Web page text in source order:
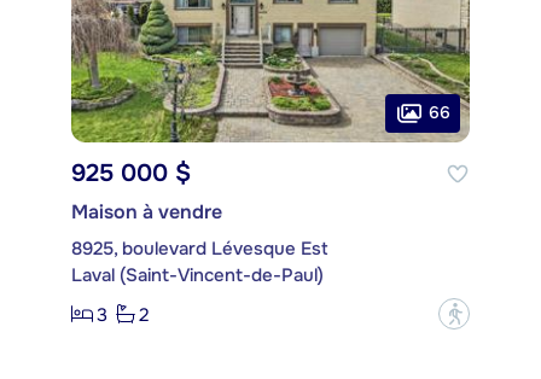
66
925 000 $
Maison à vendre
8925, boulevard Lévesque Est
Laval (Saint-Vincent-de-Paul)
3
2 ?